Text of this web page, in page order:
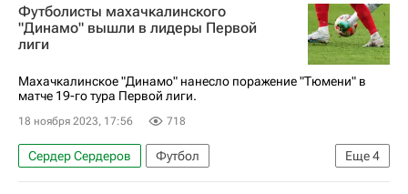
Первая лига
Футболисты махачкалинского
"Динамо" вышли в лидеры Первой
лиги
Махачкалинское "Динамо" нанесло поражение "Тюмени" в
матче 19-го тура Первой лиги.
18 ноября 2023, 17:56 718
Еще4
Сердер Сердеров
Футбол
Сослан Кагермазов
Денис Самойлов